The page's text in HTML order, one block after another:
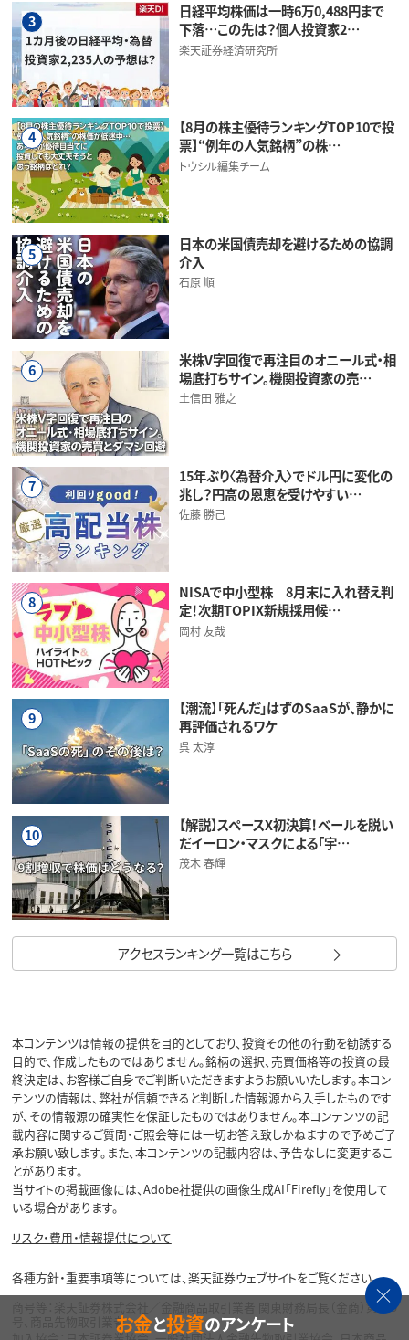
3
日経平均株価は一時6万0,488円まで
下落…この先は？個人投資家2…
楽天証券経済研究所
4
【8月の株主優待ランキングTOP10で投
票】“例年の人気銘柄”の株…
トウシル編集チーム
5
日本の米国債売却を避けるための協調
介入
石原 順
6
米株V字回復で再注目のオニール式・相
場底打ちサイン。機関投資家の売…
土信田 雅之
7
15年ぶり〈為替介入〉でドル円に変化の
兆し？円高の恩恵を受けやすい…
佐藤 勝己
8
NISAで中小型株 8月末に入れ替え判
定！次期TOPIX新規採用候…
岡村 友哉
9
【潮流】「死んだ」はずのSaaSが、静かに
再評価されるワケ
呉 太淳
10
【解説】スペースX初決算！ベールを脱い
だイーロン・マスクによる「宇…
茂木 春輝
アクセスランキング一覧はこちら
本コンテンツは情報の提供を目的としており、投資その他の行動を勧誘する
目的で、作成したものではありません。銘柄の選択、売買価格等の投資の最
終決定は、お客様ご自身でご判断いただきますようお願いいたします。本コン
テンツの情報は、弊社が信頼できると判断した情報源から入手したものです
が、その情報源の確実性を保証したものではありません。本コンテンツの記
載内容に関するご質問・ご照会等には一切お答え致しかねますので予めご了
承お願い致します。また、本コンテンツの記載内容は、予告なしに変更するこ
とがあります。
当サイトの掲載画像には、Adobe社提供の画像生成AI「Firefly」を使用して
いる場合があります。
リスク・費用・情報提供について
各種方針・重要事項等については、楽天証券ウェブサイトをご覧ください。
商号等：楽天証券株式会社／金融商品取引業者 関東財務局長（金商）第195
号、商品先物取引業者お金と投資のアンケート